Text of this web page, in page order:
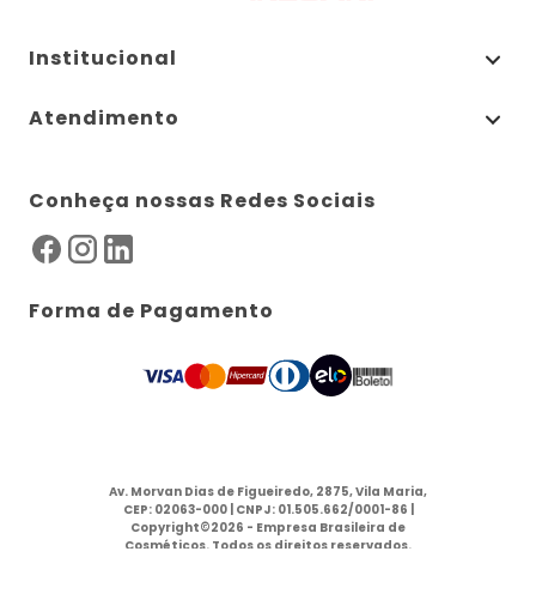
Institucional
Atendimento
Conheça nossas Redes Sociais
Forma de Pagamento
Av. Morvan Dias de Figueiredo, 2875, Vila Maria,
CEP: 02063-000 | CNPJ: 01.505.662/0001-86 |
Copyright©2026 - Empresa Brasileira de
Cosméticos. Todos os direitos reservados.